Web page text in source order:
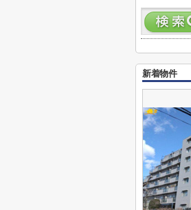
新着物件